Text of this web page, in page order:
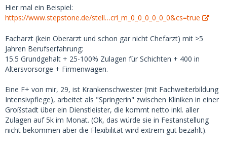
Lebensunterhalt. Zwar nicht unmöglich, aber dann denke
ich an Profifußballer und sehr erfolgreiche Unternehmer.
Okay, fairerweise muss man sagen, dass ich mich als
schlanke 18-jährige Europäerin angemeldet habe (nach
meinen 'Eigenschaften'), was 'meinen' Marktwert erhöht.
Aber das zeigt, wie verzweifelt manche Männer sind.
Es macht keinen Sinn, auf der finanziellen Seite zu
konkurrieren. Du solltest überhaupt keine SB wollen, die
dich nur deshalb will, weil du ihr am meisten bietest -- das
ist im Grunde dasselbe wie (normale) Prostitution. Für eine
gute Erfahrung ist das Wichtigste, dass sie dich irgendwie
Hier mal ein Beispiel:
https://www.stepstone.de/stell…crl_m_0_0_0_0_0_0&cs=true
Facharzt (kein Oberarzt und schon gar nicht Chefarzt) mit >5
Jahren Berufserfahrung:
15.5 Grundgehalt + 25-100% Zulagen für Schichten + 400 in
Altersvorsorge + Firmenwagen.
Eine F+ von mir, 29, ist Krankenschwester (mit Fachweiterbildung
Intensivpflege), arbeitet als "Springerin" zwischen Kliniken in einer
Großstadt über ein Dienstleister, die kommt netto inkl. aller
Zulagen auf 5k im Monat. (Ok, das würde sie in Festanstellung
nicht bekommen aber die Flexibilität wird extrem gut bezahlt).